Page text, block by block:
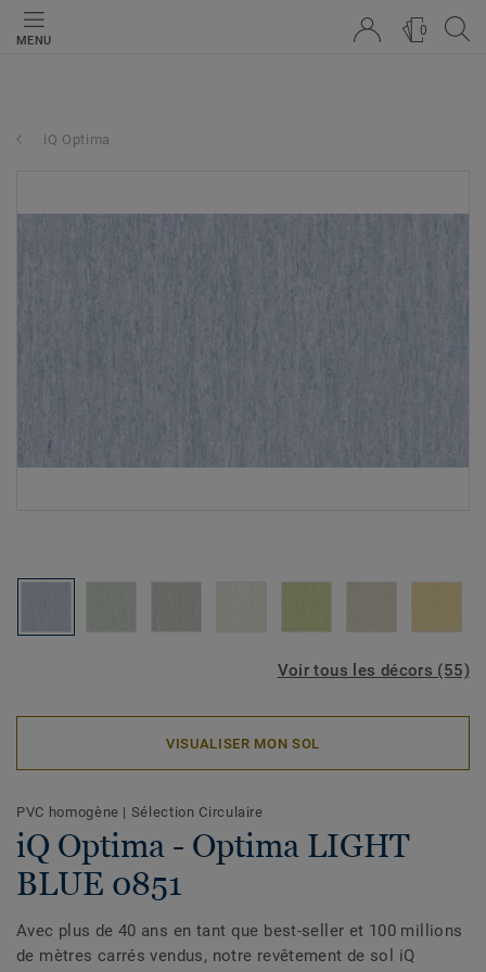
MENU
0
iQ Optima
Voir tous les décors (55)
VISUALISER MON SOL
PVC homogène | Sélection Circulaire
iQ Optima - Optima LIGHT
BLUE 0851
Avec plus de 40 ans en tant que best-seller et 100 millions
de mètres carrés vendus, notre revêtement de sol iQ